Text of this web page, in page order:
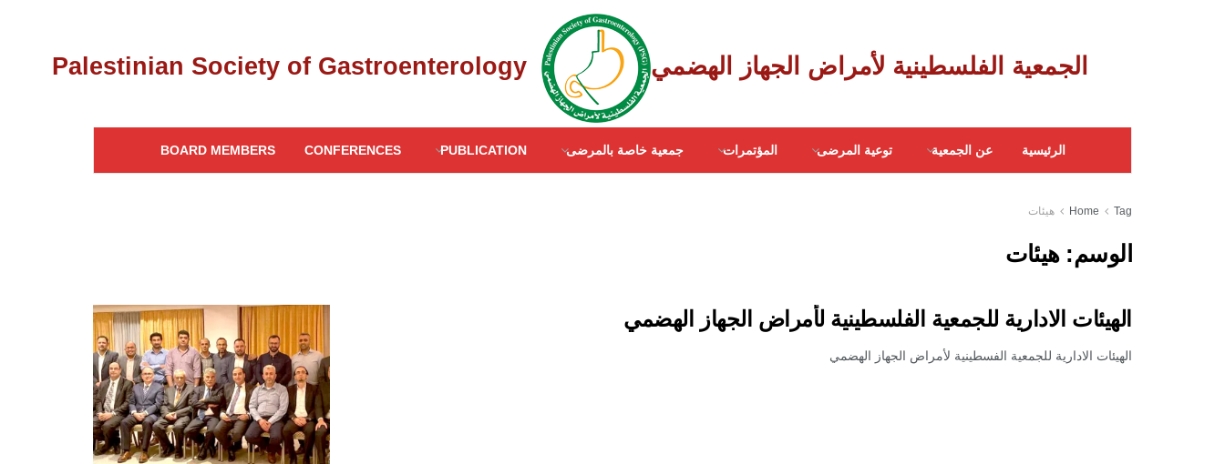
الرئيسية عن الجمعية توعية المرضى المؤتمرات جمعية خاصة بالمرضى PUBLICATION
CONFERENCES
BOARD MEMBERS
Home Tag هيئات
الوسم:هيئات
الهيئات الادارية للجمعية الفلسطينية لأمراض الجهاز الهضمي
الهيئات الادارية للجمعية الفسطينية لأمراض الجهاز الهضمي